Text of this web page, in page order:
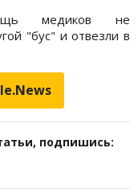
медиков не
"бус" и отвезли в
подпишись: